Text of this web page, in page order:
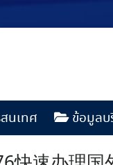
นเทศ ข้อมูลบ